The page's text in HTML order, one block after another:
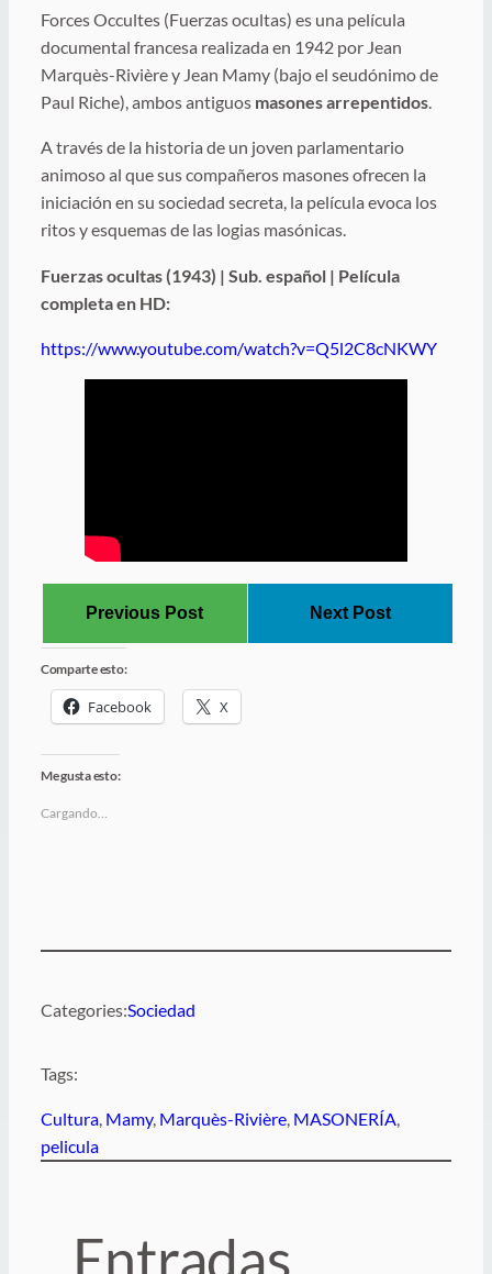
Forces Occultes (Fuerzas ocultas) es una película
documental francesa realizada en 1942 por Jean
Marquès-Rivière y Jean Mamy (bajo el seudónimo de
Paul Riche), ambos antiguos masones arrepentidos.
A través de la historia de un joven parlamentario
animoso al que sus compañeros masones ofrecen la
iniciación en su sociedad secreta, la película evoca los
ritos y esquemas de las logias masónicas.
Fuerzas ocultas (1943) | Sub. español | Película
completa en HD:
https://www.youtube.com/watch?v=Q5l2C8cNKWY
Previous Post Next Post
Comparte esto:
Facebook X
Me gusta esto:
Cargando…
Categories:Sociedad
Tags:
Cultura, Mamy, Marquès-Rivière, MASONERÍA
pelicula
Entradas